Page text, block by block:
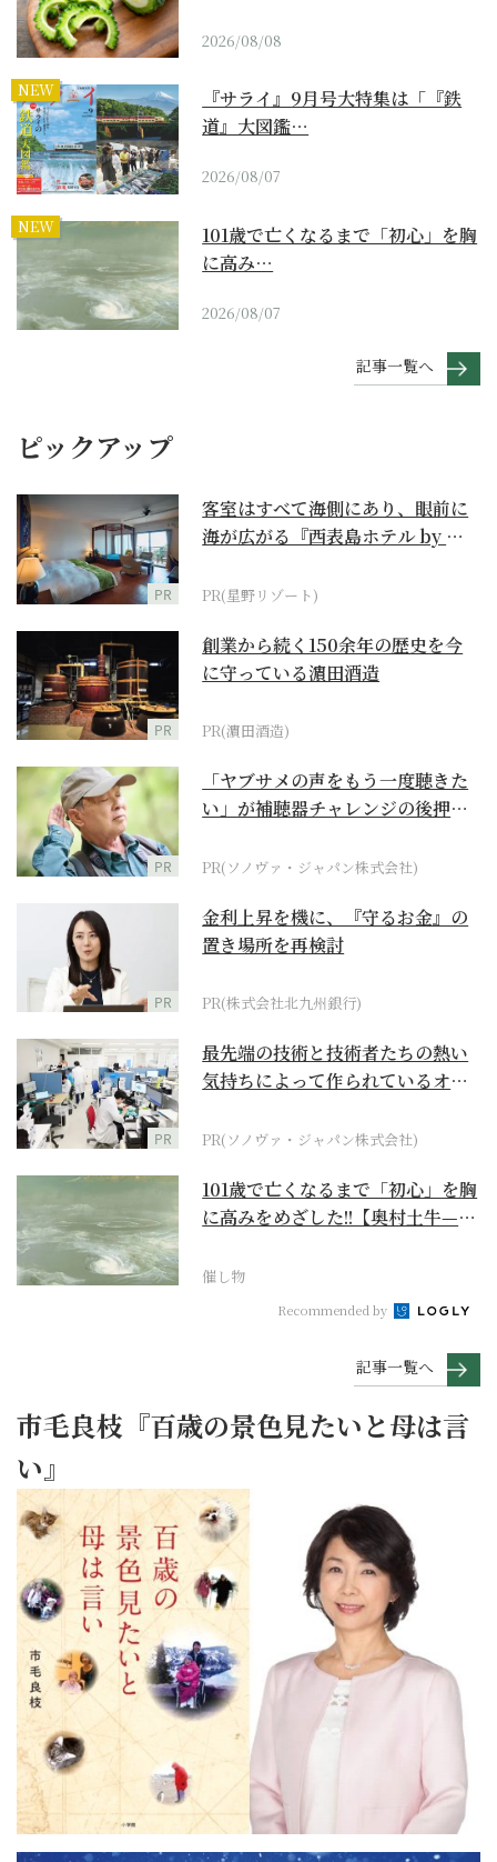
2026/08/08
NEW
『サライ』9月号大特集は「『鉄
道』大図鑑…
2026/08/07
NEW
101歳で亡くなるまで「初心」を胸
に高み…
2026/08/07
記事一覧へ
ピックアップ
PR
客室はすべて海側にあり、眼前に
海が広がる『西表島ホテル by 星
PR(星野リゾート)
PR
創業から続く150余年の歴史を今
に守っている濵田酒造
PR(濵田酒造)
PR
「ヤブサメの声をもう一度聴きた
い」が補聴器チャレンジの後押し
PR(ソノヴァ・ジャパン株式会社)
PR
金利上昇を機に、『守るお金』の
置き場所を再検討
PR(株式会社北九州銀行)
PR
最先端の技術と技術者たちの熱い
気持ちによって作られているオー
PR(ソノヴァ・ジャパン株式会社)
101歳で亡くなるまで「初心」を胸
に高みをめざした!!【奥村土牛—名
催し物
Recommended by
記事一覧へ
市毛良枝『百歳の景色見たいと母は言
い』